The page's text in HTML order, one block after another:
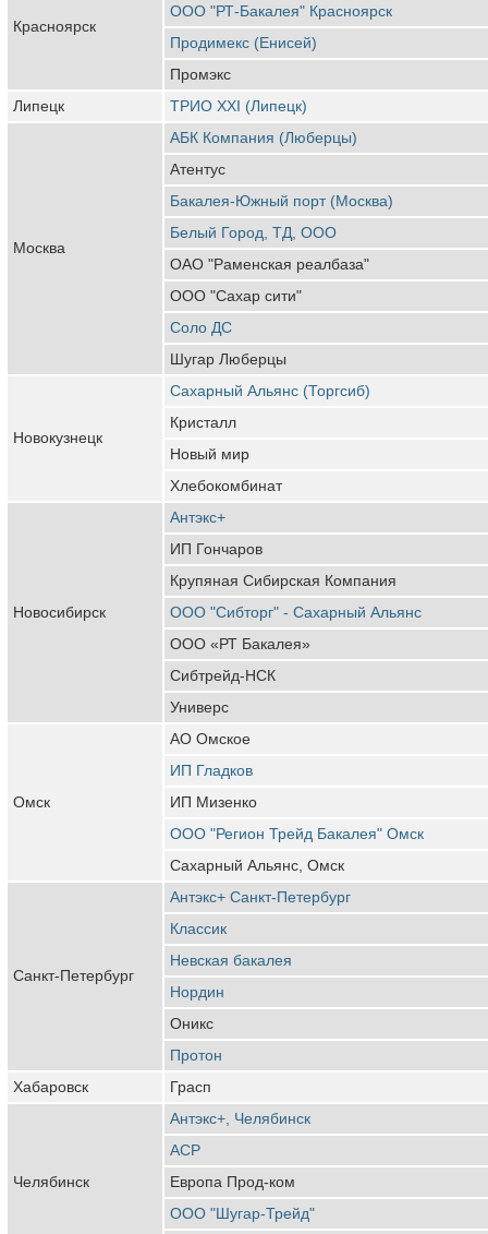
Красноярск
ООО "РТ-Бакалея" Красноярск
Продимекс (Енисей)
Промэкс
Липецк
ТРИО ХХI (Липецк)
Москва
АБК Компания (Люберцы)
Атентус
Бакалея-Южный порт (Москва)
Белый Город, ТД, ООО
ОАО "Раменская реалбаза"
ООО "Сахар сити"
Соло ДС
Шугар Люберцы
Новокузнецк
Сахарный Альянс (Торгсиб)
Кристалл
Новый мир
Хлебокомбинат
Новосибирск
Антэкс+
ИП Гончаров
Крупяная Сибирская Компания
ООО "Сибторг" - Сахарный Альянс
ООО «РТ Бакалея»
Сибтрейд-НСК
Универс
Омск
АО Омское
ИП Гладков
ИП Мизенко
ООО "Регион Трейд Бакалея" Омск
Сахарный Альянс, Омск
Санкт-Петербург
Антэкс+ Санкт-Петербург
Классик
Невская бакалея
Нордин
Оникс
Протон
Хабаровск
Грасп
Челябинск
Антэкс+, Челябинск
АСР
Европа Прод-ком
ООО "Шугар-Трейд"